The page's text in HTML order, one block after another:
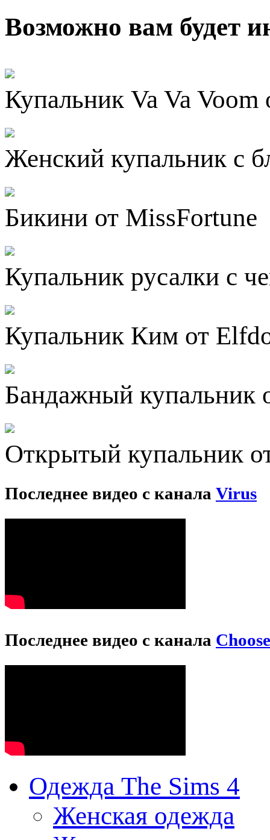
Возможно вам будет
Купальник Va Va Voom
Женский купальник с
Бикини от MissFortune
Купальник русалки с
Купальник Ким от
Бандажный купальник
Открытый купальник
Последнее видео с канала Virus
Последнее видео с канала
Одежда The Sims 4
Женская одежда